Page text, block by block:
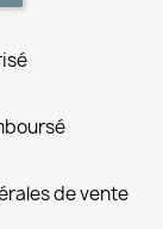
de vente